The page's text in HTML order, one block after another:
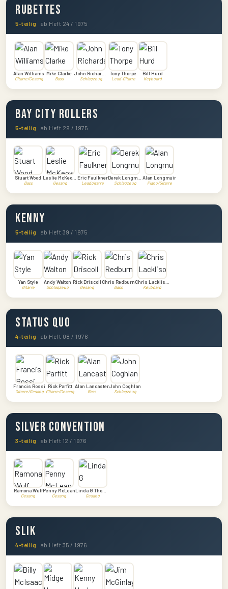
Rubettes
5-teilig ab Heft 24 / 1975
Alan Williams
Gitarre/Gesang
Mike Clarke
Bass Schlagzeug
Tony Thorpe
Lead-Gitarre
Bill Hurd
Keyboard
Bay City Rollers
5-teilig ab Heft 29 / 1975
Stuart Wood
Bass Gesang
Eric Faulkner
Leadgitarre Schlagzeug
Alan Longmuir
Piano/Gitarre
Kenny
5-teilig ab Heft 39 / 1975
Yan Style
Gitarre
Andy Walton
Schlagzeug
Rick Driscoll
Gesang
Chris Redburn
Bass Keyboard
Status Quo
4-teilig ab Heft 08 / 1976
Francis Rossi
Gitarre/Gesang
Rick Parfitt
Gitarre/Gesang
Alan Lancaster
Bass
John Coghlan
Schlagzeug
Silver Convention
3-teilig ab Heft 12 / 1976
Ramona Wulf
Gesang
Penny McLean
Gesang Gesang
Slik
4-teilig ab Heft 35 / 1976